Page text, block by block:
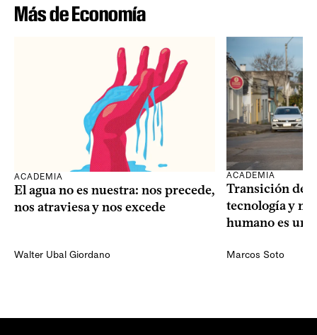
Más de Economía
ACADEMIA
El agua no es nuestra: nos precede,
nos atraviesa y nos excede
Walter Ubal Giordano
ACADEMIA
Transición
tecnología y
humano es
Marcos Soto